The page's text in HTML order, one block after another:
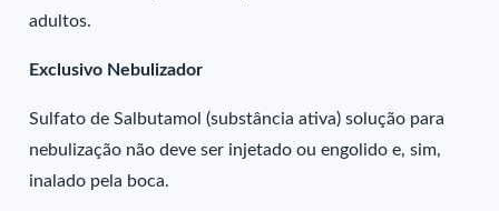
adultos.
Exclusivo Nebulizador
Sulfato de Salbutamol (substância ativa) solução para
nebulização não deve ser injetado ou engolido e, sim,
inalado pela boca.